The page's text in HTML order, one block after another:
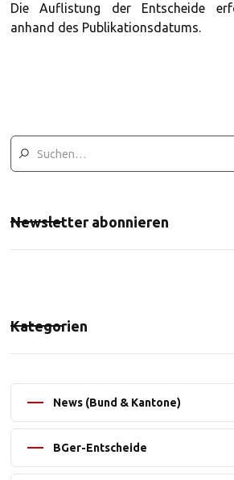
Die Auflistung der Entscheide
anhand des Publikationsdatums.
Newsletter abonnieren
Kategorien
News (Bund & Kantone)
BGer-Entscheide